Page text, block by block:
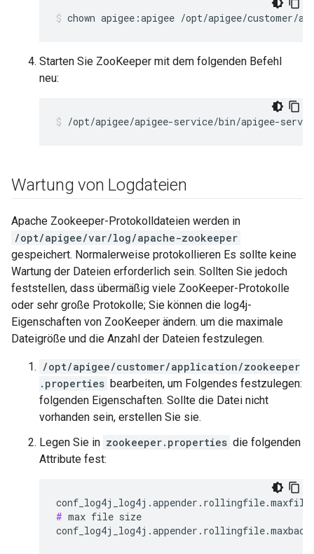
chown apigee:apigee /opt/apigee/customer/
Starten Sie ZooKeeper mit dem folgenden Befehl
neu:
/opt/apigee/apigee-service/bin/apigee-
Wartung von Logdateien
Apache Zookeeper-Protokolldateien werden in
/opt/apigee/var/log/apache-zookeeper
gespeichert. Normalerweise protokollieren Es sollte keine
Wartung der Dateien erforderlich sein. Sollten Sie jedoch
feststellen, dass übermäßig viele ZooKeeper-Protokolle
oder sehr große Protokolle; Sie können die log4j-
Eigenschaften von ZooKeeper ändern. um die maximale
Dateigröße und die Anzahl der Dateien festzulegen.
/opt/apigee/customer/application/zookeeper
.properties bearbeiten, um Folgendes festzulegen:
folgenden Eigenschaften. Sollte die Datei nicht
vorhanden sein, erstellen Sie sie.
Legen Sie in zookeeper.properties die folgenden
Attribute fest:
# max file size